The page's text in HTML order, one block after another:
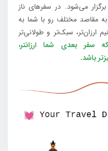
می‌شود. در سفرهای ناز
مقاصد مختلف رو با شما به
ارزان‌تر، سبک‌تر و طولانی‌تر
بعدی شما ارزانتر،